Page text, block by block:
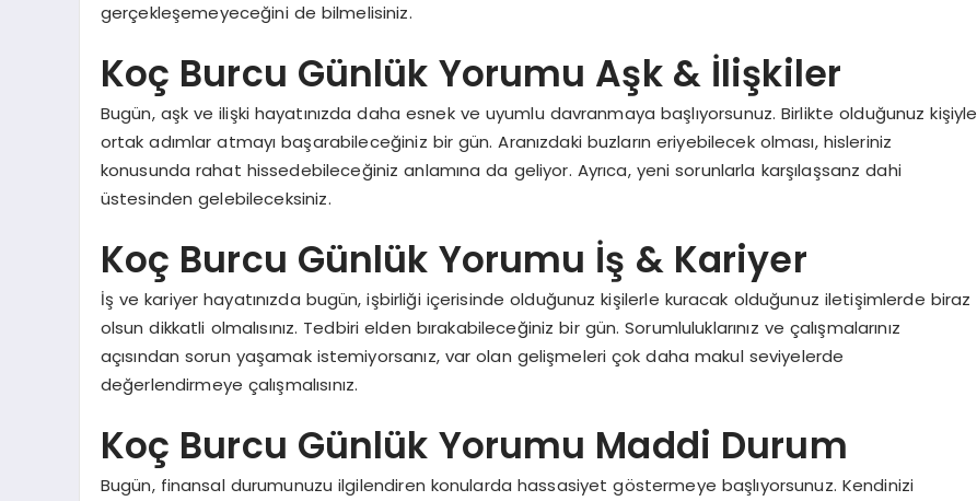
gerçekleşemeyeceğini de bilmelisiniz.
Koç Burcu Günlük Yorumu Aşk & İlişkiler
Bugün, aşk ve ilişki hayatınızda daha esnek ve uyumlu davranmaya başlıyorsunuz. Birlikte olduğunuz kişiyle
ortak adımlar atmayı başarabileceğiniz bir gün. Aranızdaki buzların eriyebilecek olması, hisleriniz
konusunda rahat hissedebileceğiniz anlamına da geliyor. Ayrıca, yeni sorunlarla karşılaşsanz dahi
üstesinden gelebileceksiniz.
Koç Burcu Günlük Yorumu İş & Kariyer
İş ve kariyer hayatınızda bugün, işbirliği içerisinde olduğunuz kişilerle kuracak olduğunuz iletişimlerde biraz
olsun dikkatli olmalısınız. Tedbiri elden bırakabileceğiniz bir gün. Sorumluluklarınız ve çalışmalarınız
açısından sorun yaşamak istemiyorsanız, var olan gelişmeleri çok daha makul seviyelerde
değerlendirmeye çalışmalısınız.
Koç Burcu Günlük Yorumu Maddi Durum
Bugün, finansal durumunuzu ilgilendiren konularda hassasiyet göstermeye başlıyorsunuz. Kendinizi